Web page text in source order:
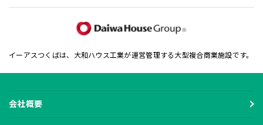
イーアスつくばは、大和ハウス工業が運営管理する大型複合商業施設です。
会社概要